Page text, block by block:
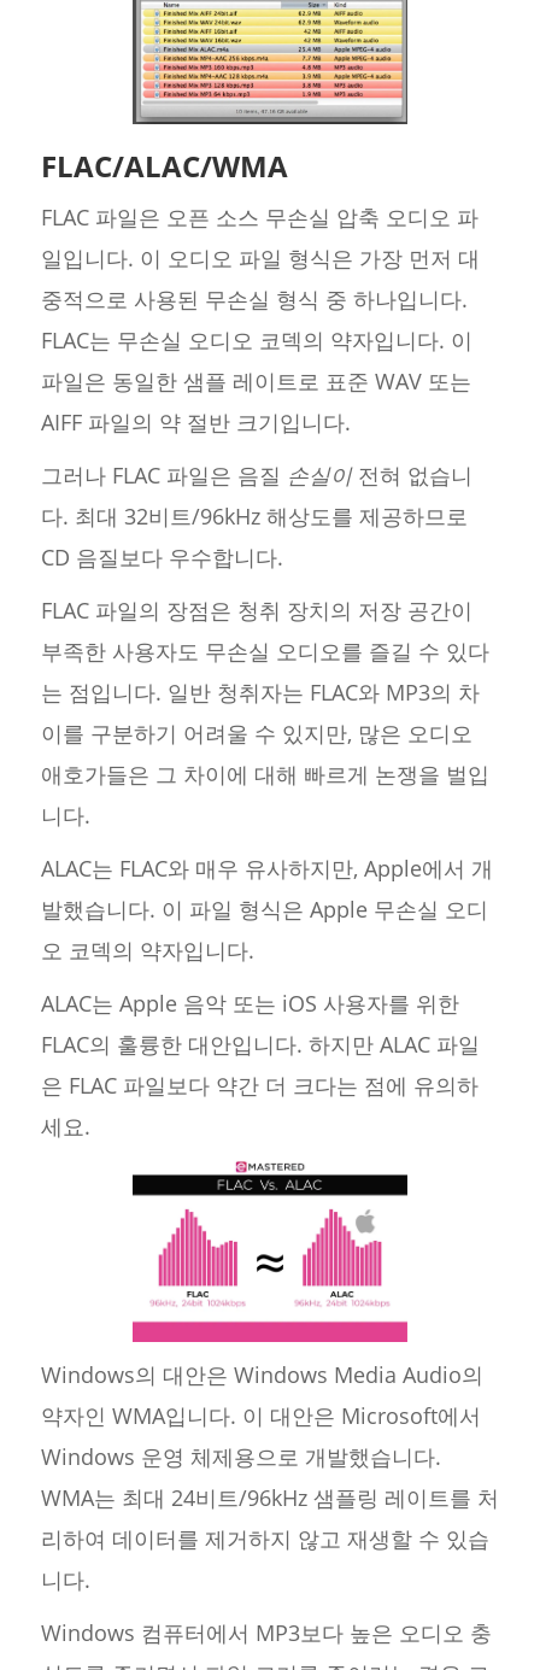
FLAC/ALAC/WMA
FLAC 파일은 오픈 소스 무손실 압축 오디오 파
일입니다. 이 오디오 파일 형식은 가장 먼저 대
중적으로 사용된 무손실 형식 중 하나입니다.
FLAC는 무손실 오디오 코덱의 약자입니다. 이
파일은 동일한 샘플 레이트로 표준 WAV 또는
AIFF 파일의 약 절반 크기입니다.
그러나 FLAC 파일은 음질 손실이 전혀 없습니
다. 최대 32비트/96kHz 해상도를 제공하므로
CD 음질보다 우수합니다.
FLAC 파일의 장점은 청취 장치의 저장 공간이
부족한 사용자도 무손실 오디오를 즐길 수 있다
는 점입니다. 일반 청취자는 FLAC와 MP3의 차
이를 구분하기 어려울 수 있지만, 많은 오디오
애호가들은 그 차이에 대해 빠르게 논쟁을 벌입
니다.
ALAC는 FLAC와 매우 유사하지만, Apple에서 개
발했습니다. 이 파일 형식은 Apple 무손실 오디
오 코덱의 약자입니다.
ALAC는 Apple 음악 또는 iOS 사용자를 위한
FLAC의 훌륭한 대안입니다. 하지만 ALAC 파일
은 FLAC 파일보다 약간 더 크다는 점에 유의하
세요.
Windows의 대안은 Windows Media Audio의
약자인 WMA입니다. 이 대안은 Microsoft에서
Windows 운영 체제용으로 개발했습니다.
WMA는 최대 24비트/96kHz 샘플링 레이트를 처
리하여 데이터를 제거하지 않고 재생할 수 있습
니다.
Windows 컴퓨터에서 MP3보다 높은 오디오 충